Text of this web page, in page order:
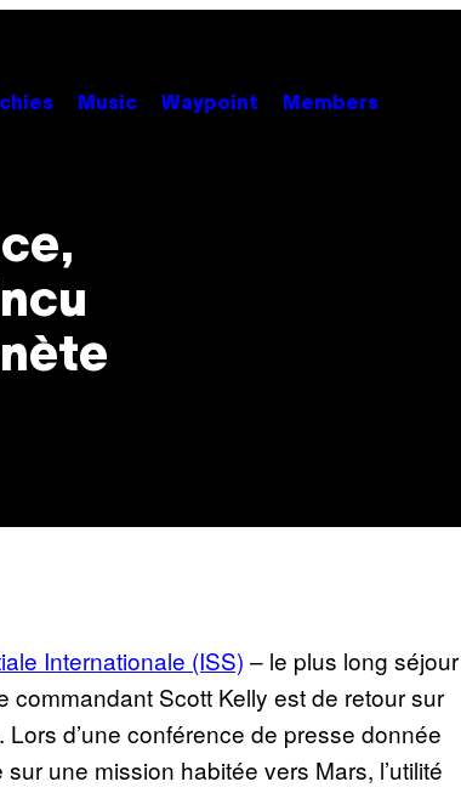
Music Waypoint Members
Internationale (ISS) – le plus long séjour
Scott Kelly est de retour sur
d’une conférence de presse donnée
une mission habitée vers Mars, l’utilité